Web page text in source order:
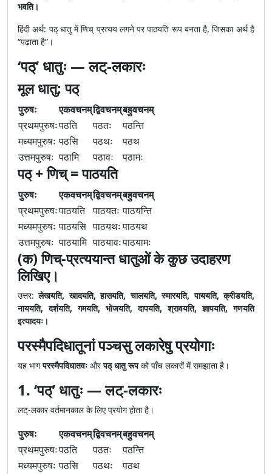
भवति।
हिंदी अर्थ: पठ् धातु में णिच् प्रत्यय लगने पर पाठयति रूप बनता है, जिसका अर्थ है
“पढ़ाता है”।
‘पठ्’ धातुः — लट्-लकारः
मूल धातु: पठ्
पुरुषः एकवचनम्द्विवचनम्बहुवचनम्
प्रथमपुरुषःपठति पठतः
पठन्ति
मध्यमपुरुषः पठसि पठथः
पठथ
उत्तमपुरुषः पठामि पठावः पठामः
पठ् + णिच् = पाठयति
पुरुषः एकवचनम्द्विवचनम्बहुवचनम्
प्रथमपुरुषःपाठयति पाठयतः पाठयन्ति
मध्यमपुरुषः पाठयसि पाठयथःपाठयथ
उत्तमपुरुषः पाठयामि पाठयावःपाठयामः
(क) णिच्-प्रत्ययान्त धातुओं के कुछ उदाहरण
लिखिए।
उत्तर:लेखयति, खादयति, हासयति, चालयति, स्मारयति, पाययति, क्रीडयति,
नाययति, दर्शयति, गमयति, भोजयति, दापयति, श्रावयति, ज्ञापयति, गणयति
इत्यादयः।
परस्मैपदिधातूनां पञ्चसु लकारेषु प्रयोगाः
यह भागपरस्मैपदिधातवः औरपठ् धातु रूपको पाँच लकारों में समझाता है।
1. ‘पठ्’ धातुः — लट्-लकारः
लट्-लकार वर्तमानकाल के लिए प्रयोग होता है।
पुरुषः एकवचनम्द्विवचनम्बहुवचनम्
प्रथमपुरुषःपठति पठतः
पठन्ति
मध्यमपुरुषः पठसि पठथः
पठथ